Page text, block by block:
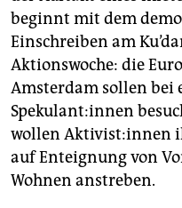
beginnt mit dem
Einschreiben am
Aktionswoche: die
Amsterdam sollen bei
Spekulant:innen
wollen Aktivist:innen
auf Enteignung von
Wohnen anstreben.